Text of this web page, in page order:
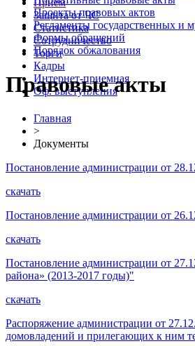
Защита от ЧС
Статистика
Сотрудничество
Торги
Кадры
Интернет-приемная
Оф. выступления
Проекты правовых актов
Регламенты государственных и
Формы обращений
Порядок обжалования
Правовые акты
Главная
>
Документы
Постановление администрации от
скачать
Постановление администрации от
скачать
Постановление администрации от
района» (2013-2017 годы)"
скачать
Распоряжение администрации от
домовладений и прилегающих к ним